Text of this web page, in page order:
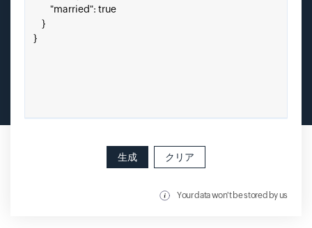
生成 クリア
Your data won't be stored by us